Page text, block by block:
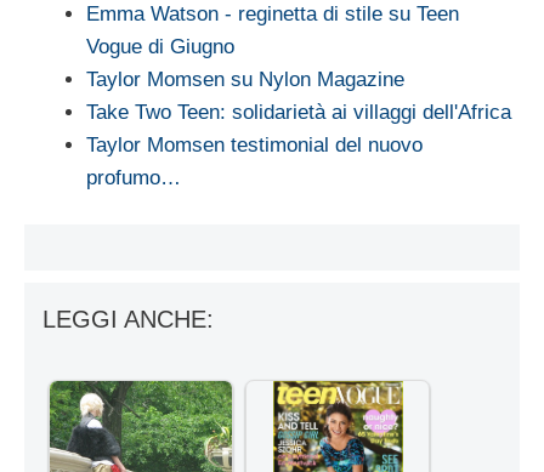
Emma Watson - reginetta di stile su Teen
Vogue di Giugno
Taylor Momsen su Nylon Magazine
Take Two Teen: solidarietà ai villaggi dell'Africa
Taylor Momsen testimonial del nuovo
profumo…
LEGGI ANCHE: